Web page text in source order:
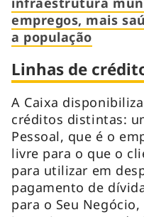
empregos, mais
a população
Linhas de
A Caixa
créditos distintas:
Pessoal, que é o
livre para o que o
para utilizar em
pagamento de
para o Seu